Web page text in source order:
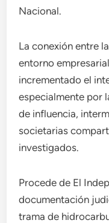
Nacional.
La conexión entre
entorno
incrementado el
especialmente por
de influencia,
societarias
investigados.
Procede de El
documentación
trama de